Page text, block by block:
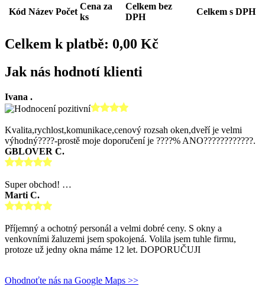
Kód Název Počet
Cena za
ks
Celkem bez
DPH
Celkem s DPH
Celkem k platbě: 0,00 Kč
Jak nás hodnotí klienti
Ivana .
Kvalita,rychlost,komunikace,cenový rozsah oken,dveří je velmi
výhodný????-prostě moje doporučení je ????% ANO????????????.
GBLOVER C.
Super obchod! …
Marti C.
Příjemný a ochotný personál a velmi dobré ceny. S okny a
venkovními žaluzemi jsem spokojená. Volila jsem tuhle firmu,
protoze už jedny okna máme 12 let. DOPORUČUJI
Ohodnoťte nás na Google Maps >>